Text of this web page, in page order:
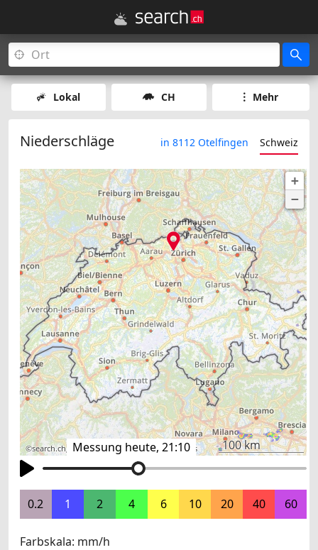
Lokal CH Mehr
Niederschläge in 8112 Otelfingen Schweiz
Messung heute, 21:10
+
−
©search.ch, swisstopo ,OpenStreetMap, others 100 km
0.2 1 2 4 6 10 20 40 60
Farbskala: mm/h